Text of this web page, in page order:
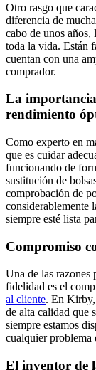
Otro rasgo que
diferencia de
cabo de unos años,
toda la vida. Están
cuentan con una
comprador.
La
rendimiento
Como experto en
que es cuidar
funcionando de
sustitución de
comprobación de
considerablemente
siempre esté lista
Compromiso
Una de las razones
fidelidad es el
al cliente. En Kirby,
de alta calidad que
siempre estamos
cualquier problema
El inventor de